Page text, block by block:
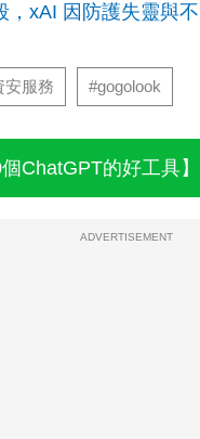
，xAI 因防護失靈與
安服務 #gogolook
ChatGPT的好工具
ADVERTISEMENT